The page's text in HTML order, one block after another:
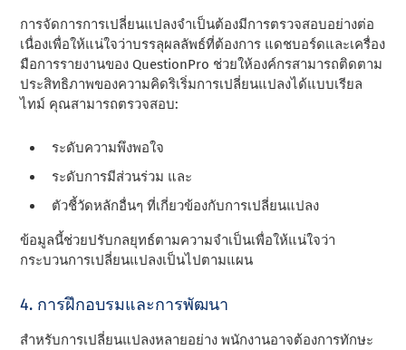
การจัดการการเปลี่ยนแปลงจําเป็นต้องมีการตรวจสอบอย่างต่อ
เนื่องเพื่อให้แน่ใจว่าบรรลุผลลัพธ์ที่ต้องการ แดชบอร์ดและเครื่อง
มือการรายงานของ QuestionPro ช่วยให้องค์กรสามารถติดตาม
ประสิทธิภาพของความคิดริเริ่มการเปลี่ยนแปลงได้แบบเรียล
ไทม์ คุณสามารถตรวจสอบ:
ระดับความพึงพอใจ
ระดับการมีส่วนร่วม และ
ตัวชี้วัดหลักอื่นๆ ที่เกี่ยวข้องกับการเปลี่ยนแปลง
ข้อมูลนี้ช่วยปรับกลยุทธ์ตามความจําเป็นเพื่อให้แน่ใจว่า
กระบวนการเปลี่ยนแปลงเป็นไปตามแผน
4. การฝึกอบรมและการพัฒนา
สําหรับการเปลี่ยนแปลงหลายอย่าง พนักงานอาจต้องการทักษะ